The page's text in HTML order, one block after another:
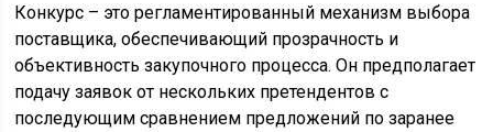
Конкурс – это регламентированный механизм выбора
поставщика, обеспечивающий прозрачность и
объективность закупочного процесса. Он предполагает
подачу заявок от нескольких претендентов с
последующим сравнением предложений по заранее